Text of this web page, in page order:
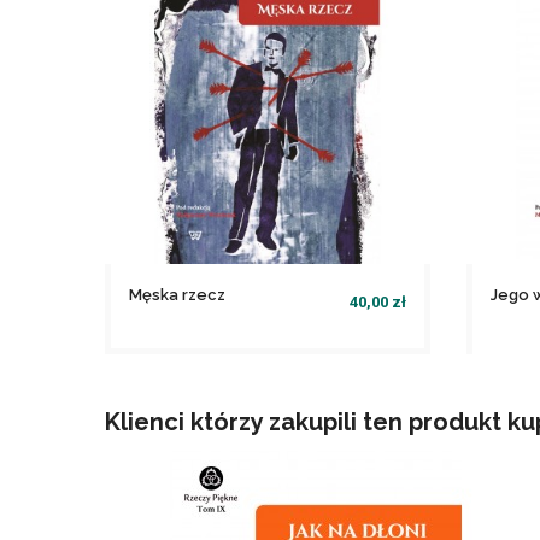
Męska rzecz 40,00 zł
file_download
Jego
Klienci którzy zakupili ten produkt